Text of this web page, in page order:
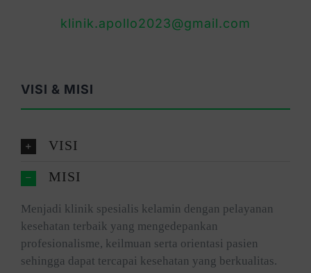
klinik.apollo2023@gmail.com
VISI & MISI
VISI
MISI
Menjadi klinik spesialis kelamin dengan pelayanan
kesehatan terbaik yang mengedepankan
profesionalisme, keilmuan serta orientasi pasien
sehingga dapat tercapai kesehatan yang berkualitas.